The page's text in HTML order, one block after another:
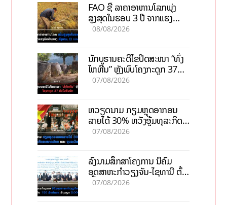
FAO ຊີ້ ລາຄາອາຫານໂລກພຸ່ງ
ສູງສຸດໃນຮອບ 3 ປີ ຈາກແຮງ
ກົດດັນຂອງສົງຄາມ, El nino
08/08/2026
ນັກບູຮານຄະດີໄຂປິດສະໜາ “ທົ່ງ
ໄຫຫີນ” ຫຼັງພົບໂຄງກະດູກ 37
ຄົນໃນຫີນຍັກ
07/08/2026
ຫວຽດນາມ ກຽມຫຼຸດອາກອນ
ລາຍໄດ້ 30% ຫວັງອູ້ມທຸລະກິດ
ຂະໜາດນ້ອຍ ແລະ ຈຸນລະ
07/08/2026
ລົງນາມສຶກສາໂຄງການ ນິຄົມ
ອຸດສາຫະກຳວຽງຈັນ-ໄຊທານີ ຕັ້ງ
ເປົ້າດຶງທຶນ 150 ລ້ານໂດລາ, ສ້າງ
07/08/2026